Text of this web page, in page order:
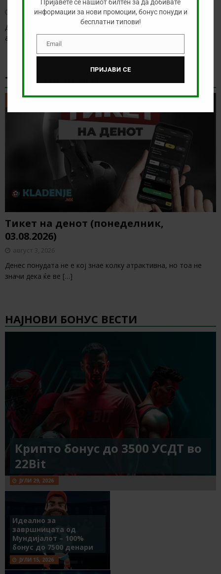
август 3, 2026
Денес нема голема понуда за обложување, а ние ќе го
анализираме дуелот од данската Суперлига[…]
ТИКЕТ НА ДЕНОТ
ТИКЕТ НА ДЕНОТ
Тикет на денот (понеделник,
03.08.2026)
август 3, 2026
Денес понудата не е кој знае колку атрактивна, но тоа не
значи дека ќе ве […]
НАЈНОВИ БОНУС ВЕСТИ
Крипто бонус до 3500 УСДТ во
22Bit
ЈУЛИ 29, 2026
Идеално за
завршницата од
Мундијалот – 100%
бонус до 7500 денари
ЈУЛИ 15, 2026
Пријавете се нашиот билтен за да добивате
информации за нови промоции, бонус понуди и
бесплатни типови!
EmailEmail
ПРИЈАВИ СЕ